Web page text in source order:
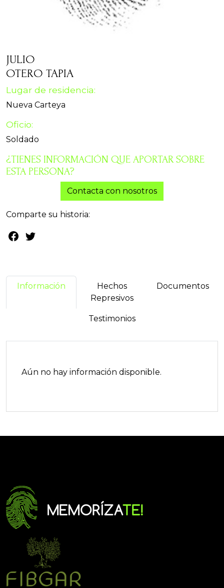
JULIO
OTERO TAPIA
Lugar de residencia:
Nueva Carteya
Oficio:
Soldado
¿TIENES INFORMACIÓN QUE APORTAR SOBRE
ESTA PERSONA?
Contacta con nosotros
Comparte su historia:
Información
Hechos
Represivos
Documentos
Testimonios
Aún no hay información disponible.